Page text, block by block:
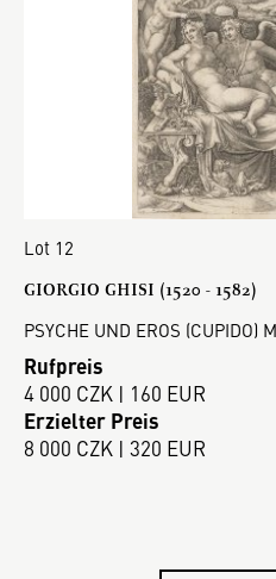
Lot 12
GIORGIO GHISI (1520 - 1582)
PSYCHE UND EROS (CUPIDO)
Rufpreis
4 000 CZK | 160 EUR
Erzielter Preis
8 000 CZK | 320 EUR